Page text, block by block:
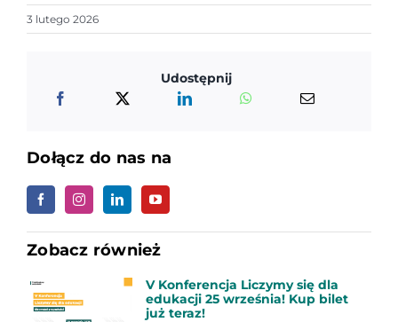
3 lutego 2026
Udostępnij
Dołącz do nas na
Zobacz również
V Konferencja Liczymy się dla
edukacji 25 września! Kup bilet
już teraz!